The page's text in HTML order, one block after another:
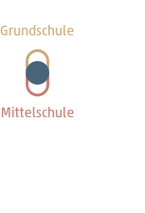
Grundschule
Mittelschule